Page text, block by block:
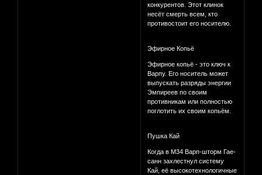
конкурентов. Этот клинок
несёт смерть всем, кто
противостоит его носителю.
Эфирное Копьё
Эфирное копьё - это ключ к
Варпу. Его носитель может
выпускать разряды энергии
Эмпиреев по своим
противникам или полностью
поглотить их своим копьём.
Пушка Кай
Когда в М34 Варп-шторм Гае-
санн захлестнул систему
Кай, её высокотехнологичные